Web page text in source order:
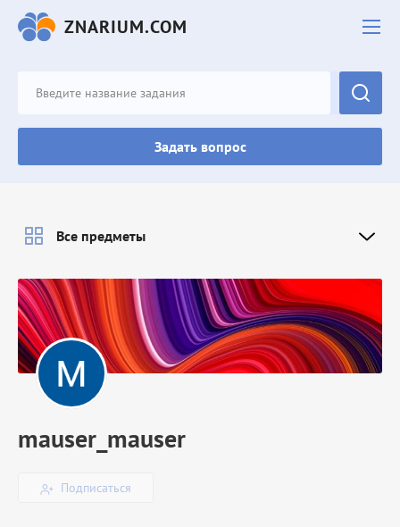
ZNARIUM.COM
Задать вопрос
mauser_mauser
Подписаться
Все предметы